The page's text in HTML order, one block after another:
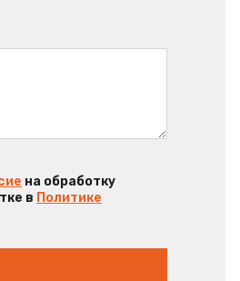
на обработку
в Политике